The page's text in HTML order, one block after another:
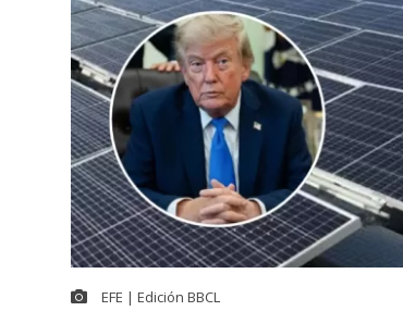
EFE | Edición BBCL